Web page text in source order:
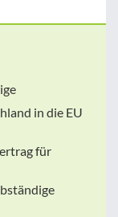
in die EU
für